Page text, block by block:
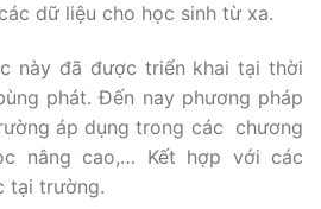
dữ liệu cho học sinh từ xa.
này đã được triển khai tại thời
phát. Đến nay phương pháp
áp dụng trong các chương
nâng cao,… Kết hợp với các
tại trường.